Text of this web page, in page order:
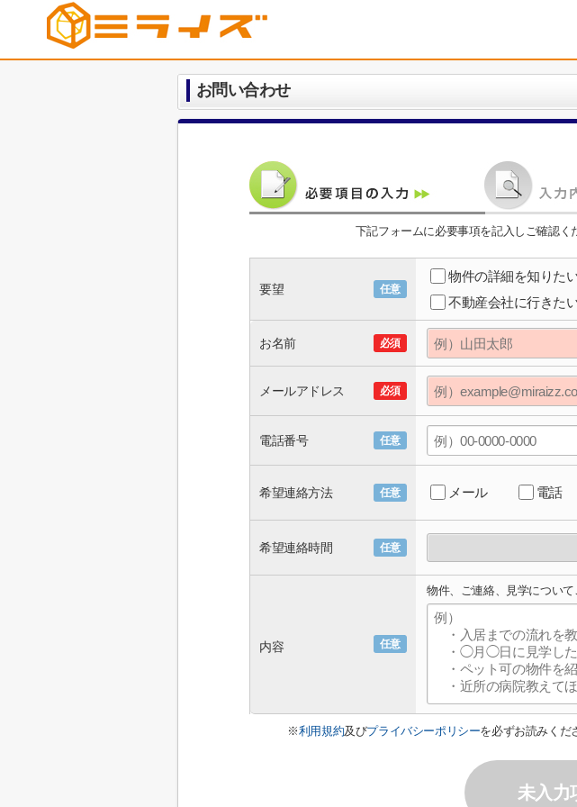
お問い合わせ
下記フォームに必要事項を記入しご確認
要望 任意
物件の詳細を知りた
不動産会社に行きた
お名前 必須
メールアドレス 必須
電話番号 任意
希望連絡方法 任意 メール 電話
希望連絡時間 任意
内容 任意
物件、ご連絡、見学につい
※利用規約及びプライバシーポリシーを必ずお読みくだ
未入力